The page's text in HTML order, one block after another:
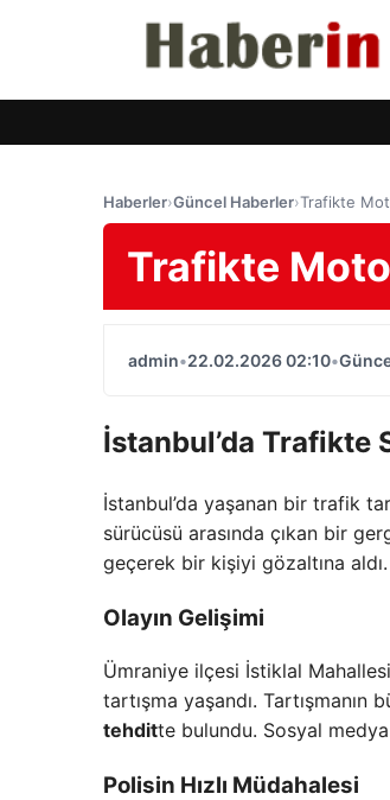
Haberler›Güncel Haberler›Trafikte
Trafikte
admin•22.02.2026 02:10•
İstanbul’da Trafikte
İstanbul’da yaşanan bir trafik
sürücüsü arasında çıkan bir
geçerek bir kişiyi gözaltına aldı.
Olayın Gelişimi
Ümraniye ilçesi İstiklal
tartışma yaşandı.
tehditte bulundu. Sosyal
Polisin Hızlı Müdahalesi